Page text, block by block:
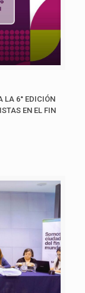
LA 6° EDICIÓN
EN EL FIN